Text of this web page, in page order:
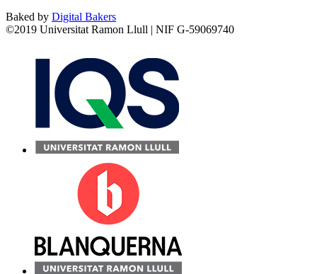
Baked by Digital Bakers
©2019 Universitat Ramon Llull | NIF G-59069740